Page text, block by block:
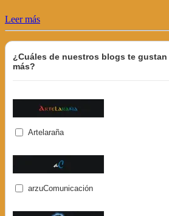
Leer más
¿Cuáles de nuestros blogs te gustan
más?
Artelaraña
arzuComunicación